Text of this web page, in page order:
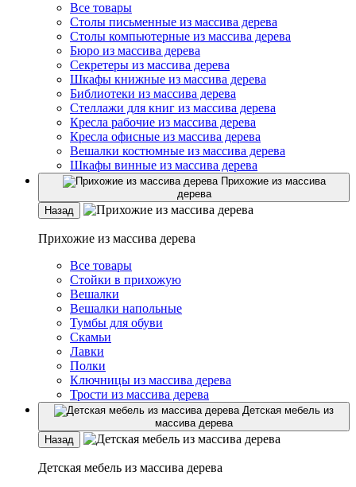
Все товары
Столы письменные из массива дерева
Столы компьютерные из массива дерева
Бюро из массива дерева
Секретеры из массива дерева
Шкафы книжные из массива дерева
Библиотеки из массива дерева
Стеллажи для книг из массива дерева
Кресла рабочие из массива дерева
Кресла офисные из массива дерева
Вешалки костюмные из массива дерева
Шкафы винные из массива дерева
Прихожие из массива
дерева
Назад
Прихожие из массива дерева
Все товары
Стойки в прихожую
Вешалки
Вешалки напольные
Тумбы для обуви
Скамьи
Лавки
Полки
Ключницы из массива дерева
Трости из массива дерева
Детская мебель из
массива дерева
Назад
Детская мебель из массива дерева